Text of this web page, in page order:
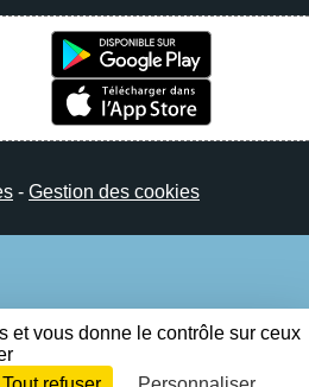
Gestion des cookies
et vous donne le contrôle sur ceux